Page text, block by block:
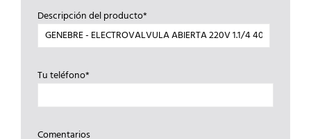
Descripción del producto*
Tu teléfono*
Comentarios